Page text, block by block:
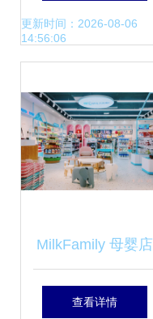
场精选
更新时间：2026-08-06
14:56:06
MilkFamily 母婴店
那些你不了解的事
查看详情